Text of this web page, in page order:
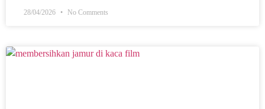
28/04/2026 No Comments